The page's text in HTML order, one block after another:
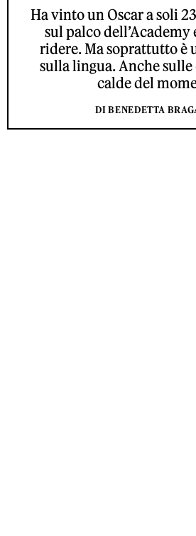
Ha vinto un Oscar a soli
sul palco dell’Academy
ridere. Ma soprattutto è
sulla lingua. Anche
calde del
DI BENEDETTA